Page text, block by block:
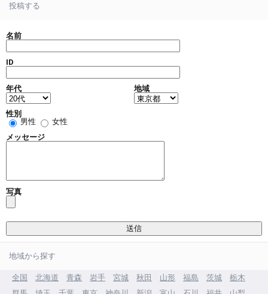
投稿する
名前
ID
年代 地域
性別
男性
女性
メッセージ
写真
地域から探す
全国 北海道 青森 岩手 宮城 秋田 山形 福島 茨城
栃木